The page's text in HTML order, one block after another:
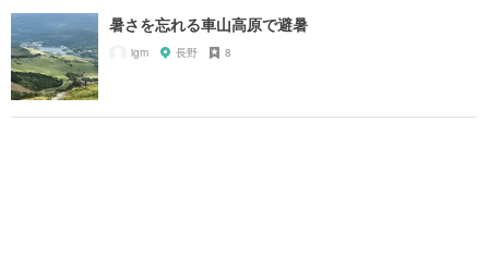
暑さを忘れる車山高原で避暑
igm 長野 8